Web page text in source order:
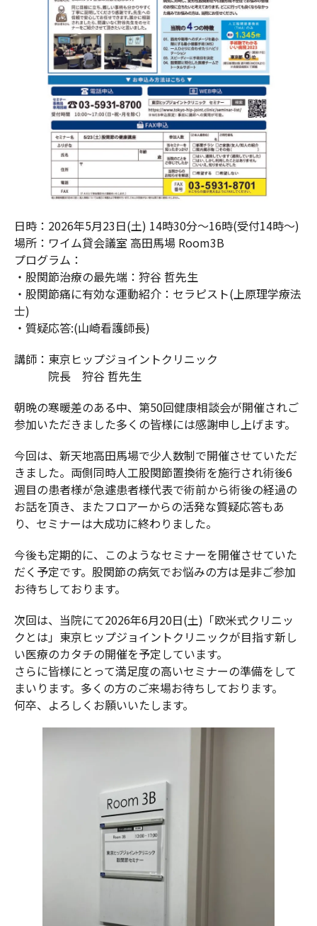
日時：2026年5月23日(土) 14時30分～16時(受付14時～)
場所：ワイム貸会議室 高田馬場 Room3B
プログラム：
・股関節治療の最先端：狩谷 哲先生
・股関節痛に有効な運動紹介：セラピスト(上原理学療法
士)
・質疑応答:(山崎看護師長)
講師：東京ヒップジョイントクリニック
院長 狩谷 哲先生
朝晩の寒暖差のある中、第50回健康相談会が開催されご
参加いただきました多くの皆様には感謝申し上げます。
今回は、新天地高田馬場で少人数制で開催させていただ
きました。両側同時人工股関節置換術を施行され術後6
週目の患者様が急遽患者様代表で術前から術後の経過の
お話を頂き、またフロアーからの活発な質疑応答もあ
り、セミナーは大成功に終わりました。
今後も定期的に、このようなセミナーを開催させていた
だく予定です。股関節の病気でお悩みの方は是非ご参加
お待ちしております。
次回は、当院にて2026年6月20日(土)「欧米式クリニッ
クとは」東京ヒップジョイントクリニックが目指す新し
い医療のカタチの開催を予定しています。
さらに皆様にとって満足度の高いセミナーの準備をして
まいります。多くの方のご来場お待ちしております。
何卒、よろしくお願いいたします。